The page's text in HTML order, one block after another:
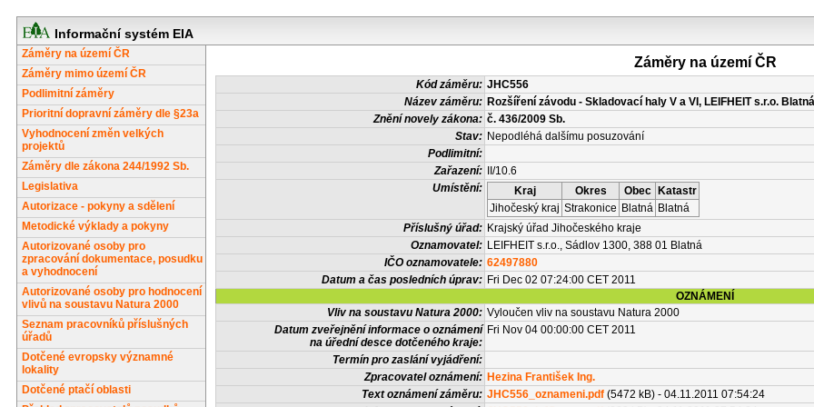
Informační systém EIA
Záměry na území ČR
Záměry mimo území ČR
Podlimitní záměry
Prioritní dopravní záměry dle §23a
Vyhodnocení změn velkých
projektů
Záměry dle zákona 244/1992 Sb.
Legislativa
Autorizace - pokyny a sdělení
Metodické výklady a pokyny
Autorizované osoby pro
zpracování dokumentace, posudku
a vyhodnocení
Autorizované osoby pro hodnocení
vlivů na soustavu Natura 2000
Seznam pracovníků příslušných
úřadů
Dotčené evropsky významné
lokality
Dotčené ptačí oblasti
Záměry na území ČR
Kód záměru: JHC556
Název záměru: Rozšíření závodu - Skladovací haly V a VI, LEIFHEIT s.r.o. Blatná
Znění novely zákona: č. 436/2009 Sb.
Stav: Nepodléhá dalšímu posuzování
Podlimitní:
Zařazení:
II/10.6
Umístění:
Kraj Okres Obec
Katastr
Jihočeský kraj Strakonice Blatná Blatná
Příslušný úřad: Krajský úřad Jihočeského kraje
Oznamovatel: LEIFHEIT s.r.o., Sádlov 1300, 388 01 Blatná
IČO oznamovatele: 62497880
Datum a čas posledních úprav: Fri Dec 02 07:24:00 CET 2011
OZNÁMENÍ
Vliv na soustavu Natura 2000: Vyloučen vliv na soustavu Natura 2000
Datum zveřejnění informace o oznámení
na úřední desce dotčeného kraje:
Fri Nov 04 00:00:00 CET 2011
Termín pro zaslání vyjádření:
Zpracovatel oznámení: Hezina František Ing.
Text oznámení záměru: JHC556_oznameni.pdf (5472 kB) - 04.11.2011 07:54:24